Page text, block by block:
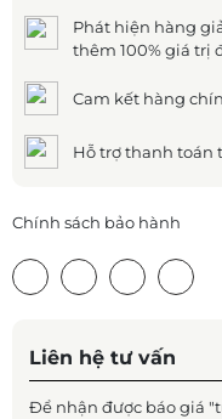
Phát hiện hàng
thêm 100% giá trị
Cam kết hàng
Hỗ trợ thanh toán
Chính sách bảo hành
Liên hệ tư vấn
Để nhận được báo giá